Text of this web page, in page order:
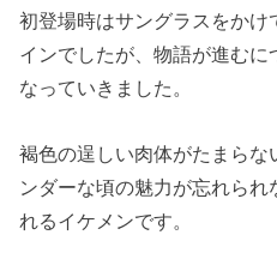
初登場時はサングラスをか
インでしたが、物語が進むに
なっていきました。
褐色の逞しい肉体がたまらな
ンダーな頃の魅力が忘れら
れるイケメンです。